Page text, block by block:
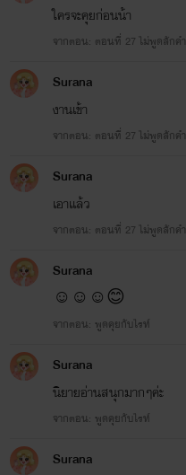
ใครจะคุยก่อนน้า
จากตอน: ตอนที่ 27 ไม่พูดสักคำ
Surana
งานเข้า
จากตอน: ตอนที่ 27 ไม่พูดสักคำ
Surana
เอาเเล้ว
จากตอน: ตอนที่ 27 ไม่พูดสักคำ
Surana
☺☺☺😊
จากตอน: พูดคุยกับไรท์
Surana
นิยายอ่านสนุกมากๆค่ะ
จากตอน: พูดคุยกับไรท์
Surana